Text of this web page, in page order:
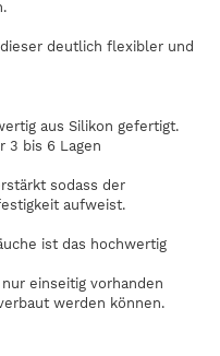
deutlich flexibler und
aus Silikon gefertigt.
3 bis 6 Lagen
sodass der
aufweist.
ist das hochwertig
einseitig vorhanden
werden können.